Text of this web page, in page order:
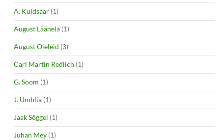
A. Kuldsaar (1)
August Läänela (1)
August Õieleid (3)
Carl Martin Redlich (1)
G. Soom (1)
J. Umblia (1)
Jaak Sõggel (1)
Juhan Mey (1)